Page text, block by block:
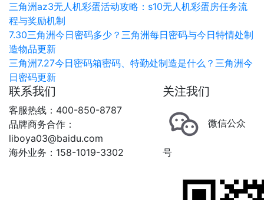
三角洲az3无人机彩蛋活动攻略：s10无人机彩蛋房任务流
程与奖励机制
7.30三角洲今日密码多少？三角洲每日密码与今日特情处制
造物品更新
三角洲7.27今日密码箱密码、特勤处制造是什么？三角洲今
日密码更新
联系我们
客服热线：400-850-8787
品牌商务合作：
liboya03@baidu.com
海外业务：158-1019-3302
关注我们
微信公众
号